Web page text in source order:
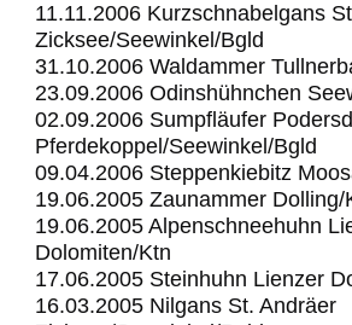
11.11.2006 Kurzschnabelgans
Zicksee/Seewinkel/Bgld
31.10.2006 Waldammer
23.09.2006 Odinshühnchen
02.09.2006 Sumpfläufer
Pferdekoppel/Seewinkel/Bgld
09.04.2006 Steppenkiebitz
19.06.2005 Zaunammer Dolling/
19.06.2005 Alpenschneehuhn
Dolomiten/Ktn
17.06.2005 Steinhuhn Lienzer
16.03.2005 Nilgans St. Andräer